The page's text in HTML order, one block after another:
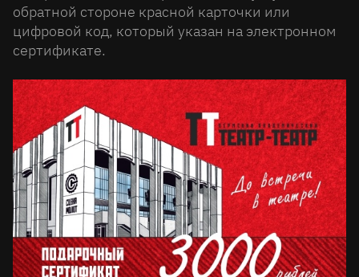
обратной стороне красной карточки или
цифровой код, который указан на электронном
сертификате.